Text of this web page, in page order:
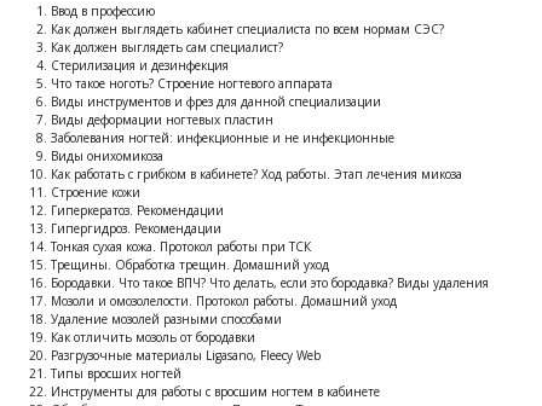
Ввод в профессию
Как должен выглядеть кабинет специалиста по всем нормам СЭС?
Как должен выглядеть сам специалист?
Стерилизация и дезинфекция
Что такое ноготь? Строение ногтевого аппарата
Виды инструментов и фрез для данной специализации
Виды деформации ногтевых пластин
Заболевания ногтей: инфекционные и не инфекционные
Виды онихомикоза
Как работать с грибком в кабинете? Ход работы. Этап лечения микоза
Строение кожи
Гиперкератоз. Рекомендации
Гипергидроз. Рекомендации
Тонкая сухая кожа. Протокол работы при ТСК
Трещины. Обработка трещин. Домашний уход
Бородавки. Что такое ВПЧ? Что делать, если это бородавка? Виды удаления
Мозоли и омозолелости. Протокол работы. Домашний уход
Удаление мозолей разными способами
Как отличить мозоль от бородавки
Разгрузочные материалы Ligasano, Fleecy Web
Типы вросших ногтей
Инструменты для работы с вросшим ногтем в кабинете